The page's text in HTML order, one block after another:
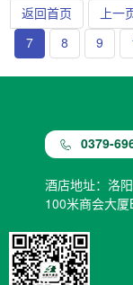
返回首页 上一
7 8 9
0379-
酒店地址：洛
100米商会大厦